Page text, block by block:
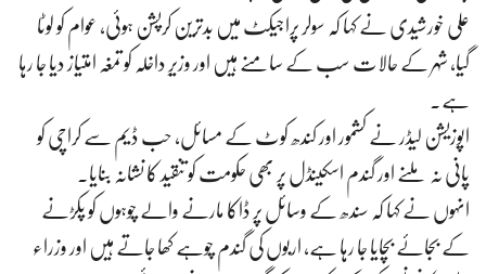
علی خورشیدی نے کہا کہ سولر پراجیکٹ میں بدترین کرپشن ہوئی، عوام کو لوٹا
گیا، شہر کے حالات سب کے سامنے ہیں اور وزیرِ داخلہ کو تمغہ امتیاز دیا جا رہا
ہے۔
اپوزیشن لیڈر نے کشمور اور کندھ کوٹ کے مسائل، حب ڈیم سے کراچی کو
پانی نہ ملنے اور گندم اسکینڈل پر بھی حکومت کو تنقید کا نشانہ بنایا۔
انہوں نے کہا کہ سندھ کے وسائل پر ڈاکا مارنے والے چوہوں کو پکڑنے
کے بجائے بچایا جا رہا ہے، اربوں کی گندم چوہے کھا جاتے ہیں اور وزراء